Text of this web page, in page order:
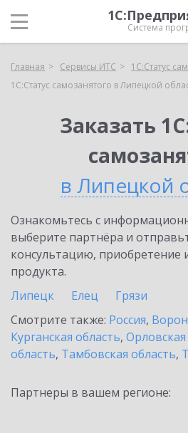
Система
Главная Сервисы ИТС
1С:Статус
1С:Статус самозанятого в Липецкой
Заказать
в Липецкой
Ознакомьтесь с
выберите партнёра и
консультацию, приобретение
продукта.
Липецк
Елец
Грязи
Смотрите также: Россия,
Курганская область, Орловская
область, Тамбовская область,
Партнеры в вашем регионе: